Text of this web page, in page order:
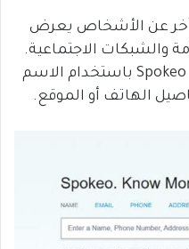
عن الأشخاص يعرض
والشبكات الاجتماعية.
يمكنك البحث عن أشخاص في Spokeo باستخدام الاسم
الهاتف أو الموقع.